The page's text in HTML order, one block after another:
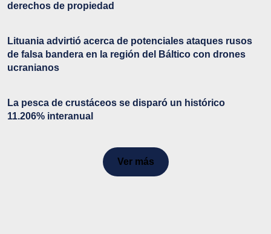
derechos de propiedad
Lituania advirtió acerca de potenciales ataques rusos
de falsa bandera en la región del Báltico con drones
ucranianos
La pesca de crustáceos se disparó un histórico
11.206% interanual
Ver más